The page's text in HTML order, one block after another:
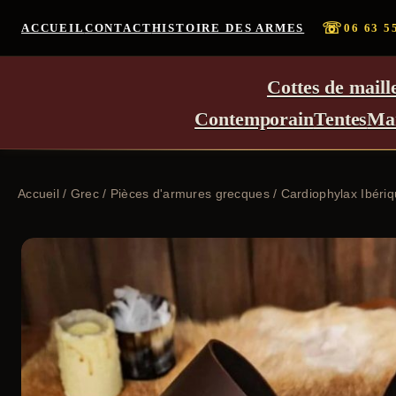
ACCUEIL CONTACTHISTOIRE DES ARMES ☏06 63
Cottes de
ContemporainTentes
Accueil/ Grec/ Pièces d'armures grecques/ Cardiophylax